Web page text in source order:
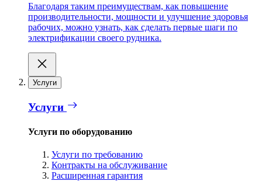
Благодаря таким преимуществам, как повышение
производительности, мощности и улучшение здоровья
рабочих, можно узнать, как сделать первые шаги по
электрификации своего рудника.
Услуги
Услуги
Услуги по оборудованию
Услуги по требованию
Контракты на обслуживание
Расширенная гарантия